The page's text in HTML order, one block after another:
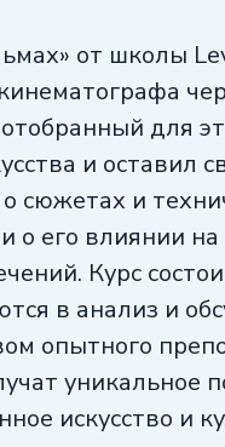
от школы
для
и оставил
сюжетах и
о его влиянии
Курс
в анализ и
опытного
уникальное
искусство и